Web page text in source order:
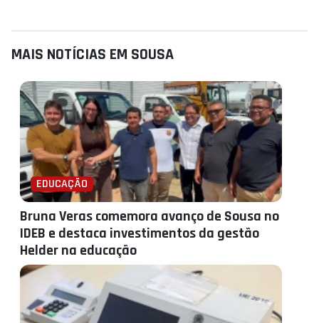
MAIS NOTÍCIAS EM SOUSA
EDUCAÇÃO
Bruna Veras comemora avanço de Sousa no
IDEB e destaca investimentos da gestão
Helder na educação